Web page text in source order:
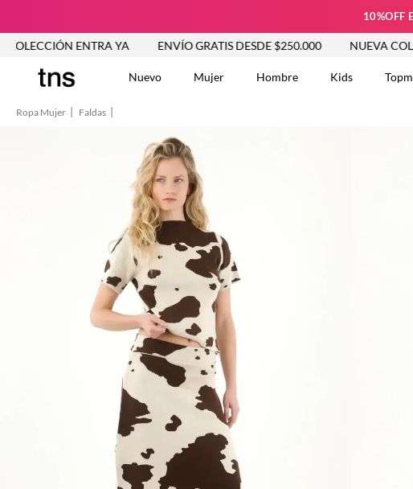
10%OFF
ENTRA YA ENVÍO GRATIS DESDE $250.000 NUEVA COLECCIÓN
Nuevo Mujer Hombre Kids
Ropa Mujer Faldas
6
7.
9